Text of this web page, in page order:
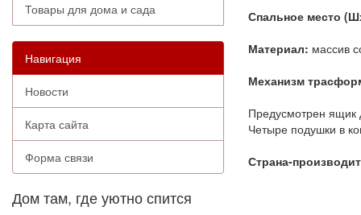
Товары для дома и сада
Навигация
Новости
Карта сайта
Форма связи
Дом там, где уютно спится
Спальное место
Материал: массив
Механизм
Предусмотрен ящик
Четыре подушки в
Страна-